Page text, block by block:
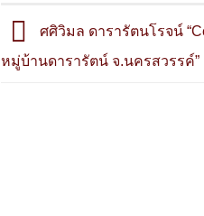
ศศิวิมล ดารารัตนโรจน์
หมู่บ้านดารารัตน์ จ.นครสวรรค์”